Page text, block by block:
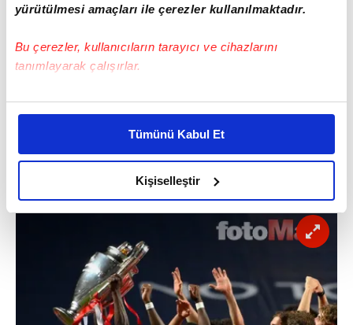
yürütülmesi amaçları ile çerezler kullanılmaktadır.
Bu çerezler, kullanıcıların tarayıcı ve cihazlarını
tanımlayarak çalışırlar.
Bu çerezlere izin vermeniz halinde sizlere özel
daha iyi reklam deneyimi yaşatabiliriz. Bunu yaparken
amacımızın size daha iyi bir reklam deneyimi sunmak
olduğunu ve sizlere en iyi içerikleri sunabilmek adına
elimizden gelen çabayı gösterdiğimizi ve bu noktada,
reklamların maliyetlerimizi karşılamak noktasında tek gelir
kalemimiz olduğunu sizlere hatırlatmak isteriz.
Her halükârda, kullanıcılar, bu çerezlere izin vermedikleri
takdirde, kullanıcılara hedefli reklamlar
gösterilmeyecektir."
Tümünü Kabul Et
Kişiselleştir